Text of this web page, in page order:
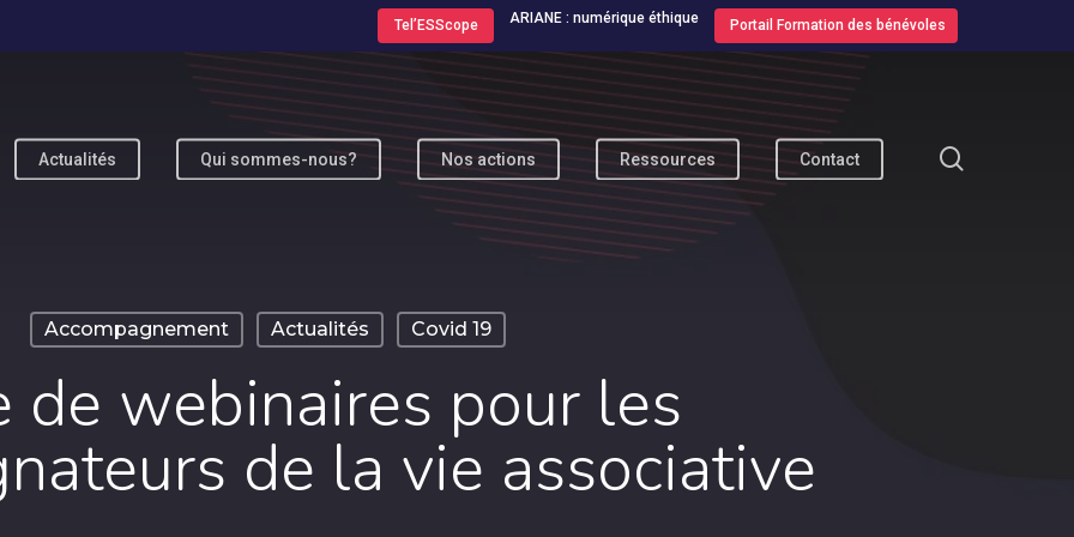
Tel’ESScope ARIANE : numérique éthique Portail Formation des bénévoles
fermer
Actualités Qui sommes-nous? Nos actions Ressources Contact
Accompagnement Actualités Covid 19
de webinaires pour les
de la vie associative